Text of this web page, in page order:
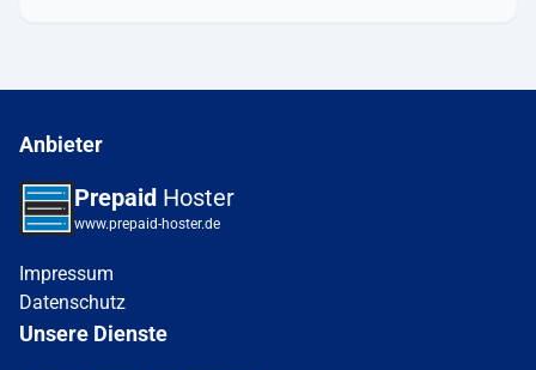
Anbieter
Prepaid Hoster
www.prepaid-hoster.de
Impressum
Datenschutz
Unsere Dienste